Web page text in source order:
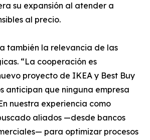
su expansión al atender a
al precio.
también la relevancia de las
“La cooperación es
proyecto de IKEA y Best Buy
anticipan que ninguna empresa
nuestra experiencia como
aliados —desde bancos
para optimizar procesos